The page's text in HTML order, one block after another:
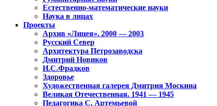
Естественно-математические науки
Наука в лицах
Проекты
Архив «Лицея». 2000 — 2003
Русский Север
Архитектура Петрозаводска
Дмитрий Новиков
И.С.Фрадков
Здоровье
Художественная галерея Дмитрия Москина
Великая Отечественная. 1941 — 1945
Педагогика С. Артемьевой